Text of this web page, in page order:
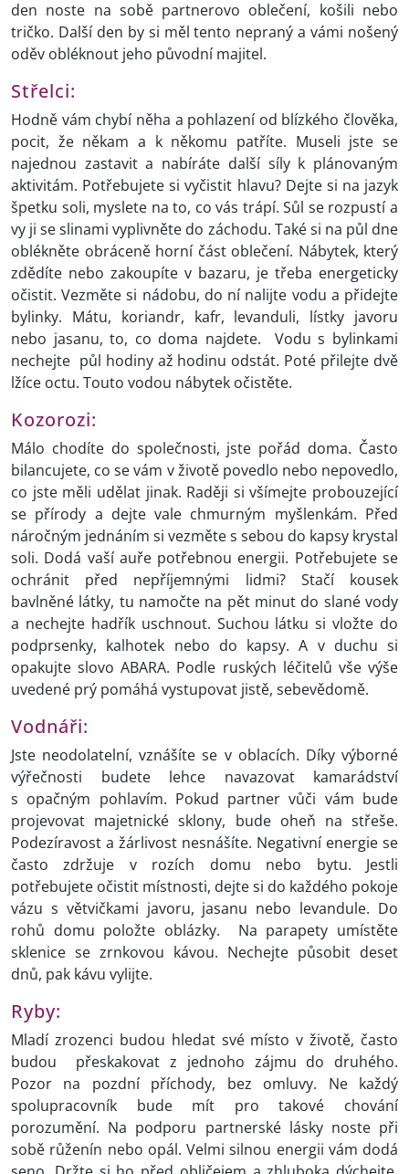
den noste na sobě partnerovo oblečení, košili nebo
tričko. Další den by si měl tento nepraný a vámi nošený
oděv obléknout jeho původní majitel.
Střelci:
Hodně vám chybí něha a pohlazení od blízkého člověka,
pocit, že někam a k někomu patříte. Museli jste se
najednou zastavit a nabíráte další síly k plánovaným
aktivitám. Potřebujete si vyčistit hlavu? Dejte si na jazyk
špetku soli, myslete na to, co vás trápí. Sůl se rozpustí a
vy ji se slinami vyplivněte do záchodu. Také si na půl dne
oblékněte obráceně horní část oblečení. Nábytek, který
zdědíte nebo zakoupíte v bazaru, je třeba energeticky
očistit. Vezměte si nádobu, do ní nalijte vodu a přidejte
bylinky. Mátu, koriandr, kafr, levanduli, lístky javoru
nebo jasanu, to, co doma najdete. Vodu s bylinkami
nechejte půl hodiny až hodinu odstát. Poté přilejte dvě
lžíce octu. Touto vodou nábytek očistěte.
Kozorozi:
Málo chodíte do společnosti, jste pořád doma. Často
bilancujete, co se vám v životě povedlo nebo nepovedlo,
co jste měli udělat jinak. Raději si všímejte probouzející
se přírody a dejte vale chmurným myšlenkám. Před
náročným jednáním si vezměte s sebou do kapsy krystal
soli. Dodá vaší auře potřebnou energii. Potřebujete se
ochránit před nepříjemnými lidmi? Stačí kousek
bavlněné látky, tu namočte na pět minut do slané vody
a nechejte hadřík uschnout. Suchou látku si vložte do
podprsenky, kalhotek nebo do kapsy. A v duchu si
opakujte slovo ABARA. Podle ruských léčitelů vše výše
uvedené prý pomáhá vystupovat jistě, sebevědomě.
Vodnáři:
Jste neodolatelní, vznášíte se v oblacích. Díky výborné
výřečnosti budete lehce navazovat kamarádství
s opačným pohlavím. Pokud partner vůči vám bude
projevovat majetnické sklony, bude oheň na střeše.
Podezíravost a žárlivost nesnášíte. Negativní energie se
často zdržuje v rozích domu nebo bytu. Jestli
potřebujete očistit místnosti, dejte si do každého pokoje
vázu s větvičkami javoru, jasanu nebo levandule. Do
rohů domu položte oblázky. Na parapety umístěte
sklenice se zrnkovou kávou. Nechejte působit deset
dnů, pak kávu vylijte.
Ryby:
Mladí zrozenci budou hledat své místo v životě, často
budou přeskakovat z jednoho zájmu do druhého.
Pozor na pozdní příchody, bez omluvy. Ne každý
spolupracovník bude mít pro takové chování
porozumění. Na podporu partnerské lásky noste při
sobě růženín nebo opál. Velmi silnou energii vám dodá